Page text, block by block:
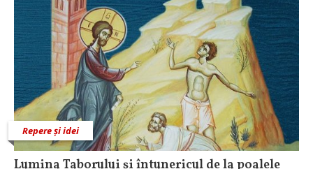
Repere și idei
Lumina Taborului și întunericul de la poalele